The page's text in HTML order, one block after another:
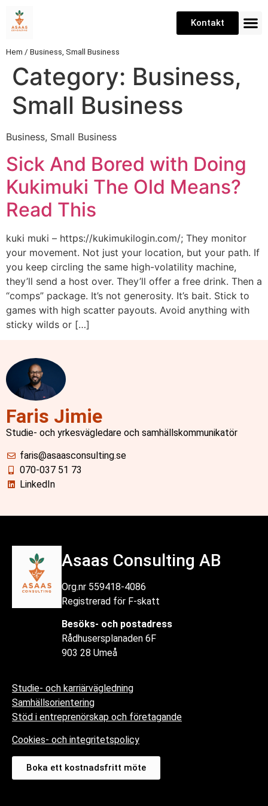
Kontakt
Hem / Business, Small Business
Category: Business,
Small Business
Business, Small Business
Sick And Bored with Doing
Kukimuki The Old Means?
Read This
kuki muki – https://kukimukilogin.com/; They monitor
your movement. Not just your location, but your path. If
you keep circling the same high-volatility machine,
they’ll send a host over. They’ll offer a free drink. Then a
“comps” package. It’s not generosity. It’s bait. Stick to
games with high scatter payouts. Avoid anything with
sticky wilds or […]
Faris Jimie
Studie- och yrkesvägledare och samhällskommunikatör
faris@asaasconsulting.se
070-037 51 73
LinkedIn
Asaas Consulting AB
Org.nr 559418-4086
Registrerad för F-skatt
Besöks- och postadress
Rådhusersplanaden 6F
903 28 Umeå
Studie- och karriärvägledning
Samhällsorientering
Stöd i entreprenörskap och företagande
Cookies- och integritetspolicy
Boka ett kostnadsfritt möte